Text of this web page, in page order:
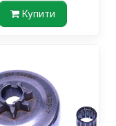
Купити